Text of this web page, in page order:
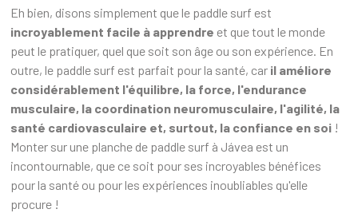
Eh bien, disons simplement que le paddle surf est
incroyablement facile à apprendre et que tout le monde
peut le pratiquer, quel que soit son âge ou son expérience. En
outre, le paddle surf est parfait pour la santé, car il améliore
considérablement l'équilibre, la force, l'endurance
musculaire, la coordination neuromusculaire, l'agilité, la
santé cardiovasculaire et, surtout, la confiance en soi !
Monter sur une planche de paddle surf à Jávea est un
incontournable, que ce soit pour ses incroyables bénéfices
pour la santé ou pour les expériences inoubliables qu'elle
procure !